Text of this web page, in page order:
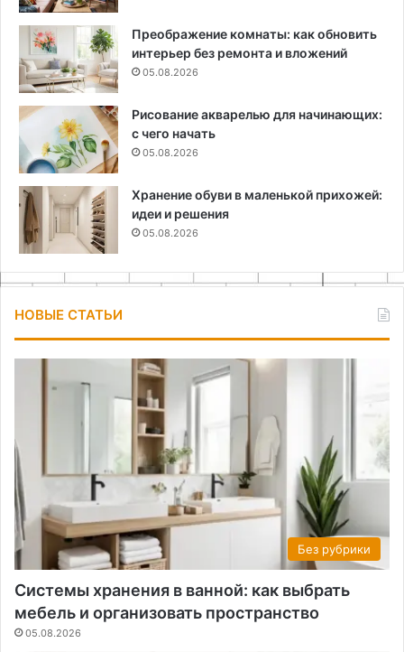
Преображение комнаты: как обновить
интерьер без ремонта и вложений
05.08.2026
Рисование акварелью для начинающих:
с чего начать
05.08.2026
Хранение обуви в маленькой прихожей:
идеи и решения
05.08.2026
НОВЫЕ СТАТЬИ
Без рубрики
Системы хранения в ванной: как выбрать
мебель и организовать пространство
05.08.2026